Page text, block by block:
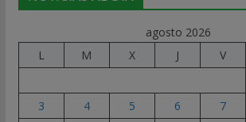
agosto 2026
L
M X J V
3
4 5 6 7